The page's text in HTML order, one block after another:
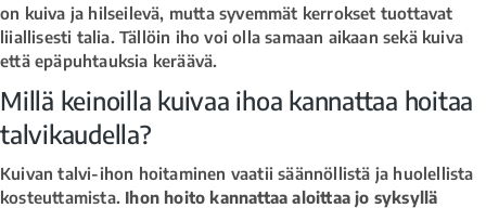
on kuiva ja hilseilevä, mutta syvemmät kerrokset tuottavat
liiallisesti talia. Tällöin iho voi olla samaan aikaan sekä kuiva
että epäpuhtauksia keräävä.
Millä keinoilla kuivaa ihoa kannattaa hoitaa
talvikaudella?
Kuivan talvi-ihon hoitaminen vaatii säännöllistä ja huolellista
kosteuttamista. Ihon hoito kannattaa aloittaa jo syksyllä